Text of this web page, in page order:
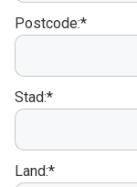
Postcode:*
Stad:*
Land:*